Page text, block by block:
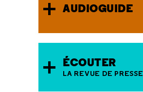
AUDIOGUIDE
ÉCOUTER
LA REVUE DE PRESSE